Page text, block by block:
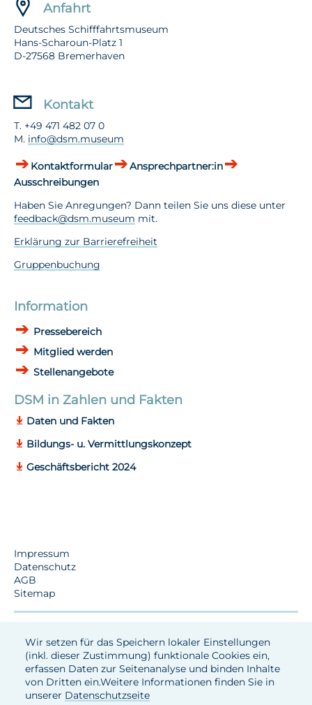
Wir setzen für das Speichern lokaler Einstellungen
(inkl. dieser Zustimmung) funktionale Cookies ein,
erfassen Daten zur Seitenanalyse und binden Inhalte
von Dritten ein.Weitere Informationen finden Sie in
unserer Datenschutzseite
Anfahrt
Deutsches Schifffahrtsmuseum
Hans-Scharoun-Platz 1
D-27568 Bremerhaven
Kontakt
T. +49 471 482 07 0
M. info@dsm.museum
Kontaktformular
Ansprechpartner:in
Ausschreibungen
Haben Sie Anregungen? Dann teilen Sie uns diese unter
feedback@dsm.museum mit.
Erklärung zur Barrierefreiheit
Gruppenbuchung
Information
Pressebereich
Mitglied werden
Stellenangebote
DSM in Zahlen und Fakten
Daten und Fakten
Bildungs- u. Vermittlungskonzept
Geschäftsbericht 2024
Impressum
Datenschutz
AGB
Sitemap